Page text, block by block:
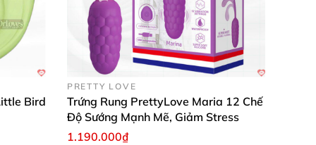
âm đạo. Máy còn sở hữu tính năng
không lo hư hỏng.
Bird
PRETTY LOVE
Trứng Rung PrettyLove Maria 12 Chế
Độ Sướng Mạnh Mẽ, Giảm Stress
1.190.000₫